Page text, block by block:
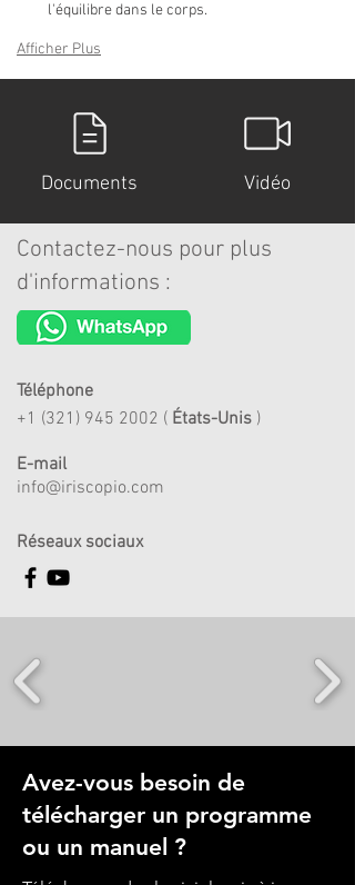
l'équilibre dans le corps.
Afficher Plus
Documents Vidéo
Contactez-nous pour plus
d'informations :
Téléphone
+1 (321) 945 2002 ( États-Unis )
E-mail
info@iriscopio.com
Réseaux sociaux
Avez-vous besoin de
télécharger un programme
ou un manuel ?